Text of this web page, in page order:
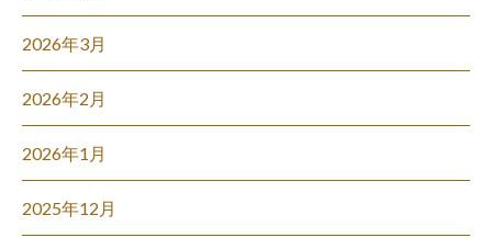
2026年3月
2026年2月
2026年1月
2025年12月